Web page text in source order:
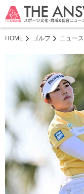
HOME ゴルフ ニュース